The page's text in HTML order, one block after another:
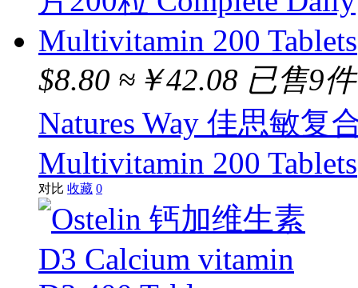
Unich
Sambucol
Dencorub
Neurio
Cenovis
Caruso
MUSASHI
Golden Boronia
$8.80 ≈￥42.08 已售9件
Natures Way 佳思敏复
Multivitamin 200 Tablets
对比 收藏 0